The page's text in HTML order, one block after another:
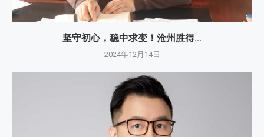
坚守初心，稳中求变！沧州胜得...
2024年12月14日